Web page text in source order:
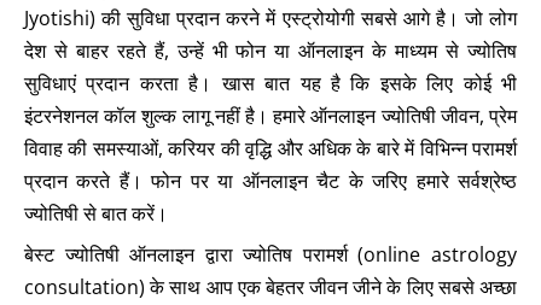
Jyotishi) की सुविधा प्रदान करने में एस्ट्रोयोगी सबसे आगे है। जो लोग
देश से बाहर रहते हैं, उन्हें भी फोन या ऑनलाइन के माध्यम से ज्योतिष
सुविधाएं प्रदान करता है। खास बात यह है कि इसके लिए कोई भी
इंटरनेशनल कॉल शुल्क लागू नहीं है। हमारे ऑनलाइन ज्योतिषी जीवन, प्रेम
विवाह की समस्याओं, करियर की वृद्धि और अधिक के बारे में विभिन्न परामर्श
प्रदान करते हैं। फोन पर या ऑनलाइन चैट के जरिए हमारे सर्वश्रेष्ठ
ज्योतिषी से बात करें।
बेस्ट ज्योतिषी ऑनलाइन द्वारा ज्योतिष परामर्श (online astrology
consultation) के साथ आप एक बेहतर जीवन जीने के लिए सबसे अच्छा